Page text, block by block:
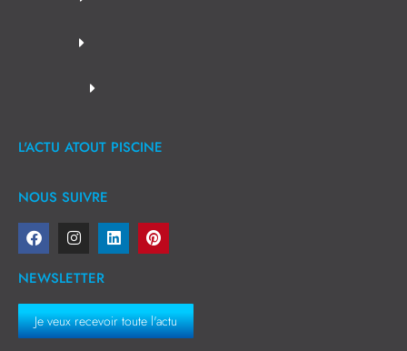
L'ACTU ATOUT PISCINE
NOUS SUIVRE
NEWSLETTER
Je veux recevoir toute l'actu